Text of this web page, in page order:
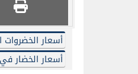
أسعار
أسعار الخضار